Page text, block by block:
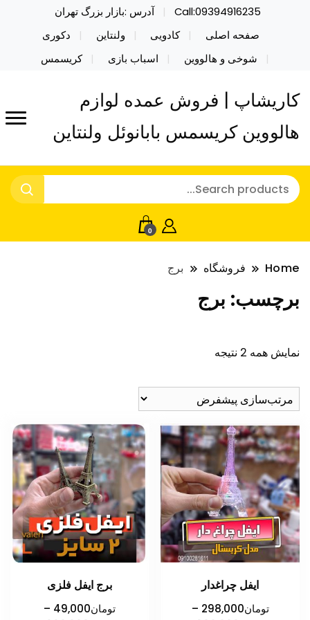
Call:09394916235
آدرس :بازار بزرگ تهران
صفحه اصلی
کادویی ولنتاین
دکوری
شوخی و هالووین
اسباب بازی کریسمس
کاریشاپ | فروش عمده لوازم
هالووین کریسمس بابانوئل ولنتاین
0
Home فروشگاه برج
برچسب: برج
نمایش همه 2 نتیجه
ایفل چراغدار
تومان298,000
–
برج ایفل فلزی
تومان49,000
–